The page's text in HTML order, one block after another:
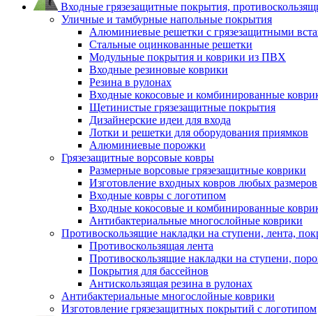
Входные грязезащитные покрытия,
Уличные и тамбурные напольные покрытия
Алюминиевые решетки с грязезащитными
Стальные оцинкованные решетки
Модульные покрытия и коврики из ПВХ
Входные резиновые коврики
Резина в рулонах
Входные кокосовые и комбинированные
Щетинистые грязезащитные покрытия
Дизайнерские идеи для входа
Лотки и решетки для оборудования приямков
Алюминиевые порожки
Грязезащитные ворсовые ковры
Размерные ворсовые грязезащитные коврики
Изготовление входных ковров любых размеров
Входные ковры с логотипом
Входные кокосовые и комбинированные
Антибактериальные многослойные коврики
Противоскользящие накладки на ступени, лента,
Противоскользящая лента
Противоскользящие накладки на ступени,
Покрытия для бассейнов
Антискользящая резина в рулонах
Антибактериальные многослойные коврики
Изготовление грязезащитных покрытий с логотипом